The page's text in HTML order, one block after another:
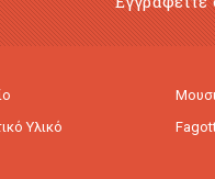
Υλικό